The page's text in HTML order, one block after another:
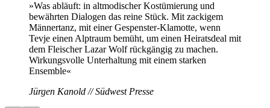
»Was abläuft: in altmodischer Kostümierung und
bewährten Dialogen das reine Stück. Mit zackigem
Männertanz, mit einer Gespenster-Klamotte, wenn
Tevje einen Alptraum bemüht, um einen Heiratsdeal mit
dem Fleischer Lazar Wolf rückgängig zu machen.
Wirkungsvolle Unterhaltung mit einem starken
Ensemble«
Jürgen Kanold // Südwest Presse